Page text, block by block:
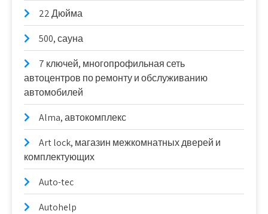
22 Дюйма
500, сауна
7 ключей, многопрофильная сеть
автоцентров по ремонту и обслуживанию
автомобилей
Alma, автокомплекс
Art lock, магазин межкомнатных дверей и
комплектующих
Auto-tec
Autohelp